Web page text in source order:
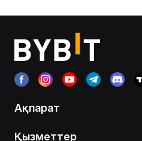
Ақпарат
Қызметтер